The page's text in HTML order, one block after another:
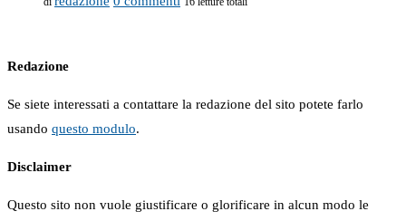
Redazione
Se siete interessati a contattare la redazione del sito potete farlo
usando questo modulo.
Disclaimer
Questo sito non vuole giustificare o glorificare in alcun modo le